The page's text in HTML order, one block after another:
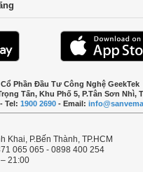
Phần Đầu Tư Công Nghệ GeekTek
Tấn, Khu Phố 5, P.Tân Sơn Nhì,
Tel: 1900 2690- Email:
Khai, P.Bến Thành, TP.HCM
065 065 - 0898 400 254
21:00